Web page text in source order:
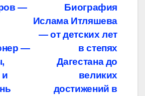
Биография
Ислама Итляшева
— от детских лет
в степях
Дагестана до
великих
достижений в
—
—
и